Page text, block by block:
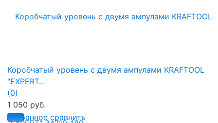
избранное сравнить
Коробчатый уровень с двумя ампулами KRAFTOOL
"EXPERT...
(0)
1 050 руб.